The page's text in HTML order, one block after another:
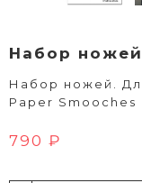
Набор
Набор ножей.
Paper Smooches
790 ₽